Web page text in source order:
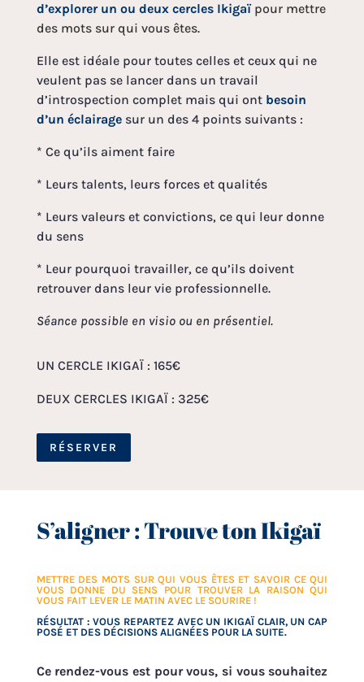
d’explorer un ou deux cercles Ikigaï pour mettre
des mots sur qui vous êtes.
Elle est idéale pour toutes celles et ceux qui ne
veulent pas se lancer dans un travail
d’introspection complet mais qui ont besoin
d’un éclairagesur un des 4 points suivants :
* Ce qu’ils aiment faire
* Leurs talents, leurs forces et qualités
* Leurs valeurs et convictions, ce qui leur donne
du sens
* Leur pourquoi travailler, ce qu’ils doivent
retrouver dans leur vie professionnelle.
Séance possible en visio ou en présentiel.
UN CERCLE IKIGAÏ : 165€
DEUX CERCLES IKIGAÏ : 325€
RÉSERVER
S’aligner : Trouve ton Ikigaï
METTRE DES MOTS SUR QUI VOUS ÊTES ET SAVOIR CE QUI
VOUS DONNE DU SENS POUR TROUVER LA RAISON QUI
VOUS FAIT LEVER LE MATIN AVEC LE SOURIRE !
RÉSULTAT : VOUS REPARTEZ AVEC UN IKIGAÏ CLAIR, UN CAP
POSÉ ET DES DÉCISIONS ALIGNÉES POUR LA SUITE.
Ce rendez-vous est pour vous, si vous souhaitez